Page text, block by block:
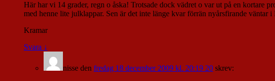
Här har vi 14 grader, regn o åska! Trotsade dock vädret o var ut på en kortare
med henne lite julklappar. Sen är det inte länge kvar förrän nyårsfirande väntar i
Kramar
Svara ↓
nisse den fredag 18 december 2009 kl. 20:19 20 skrev: